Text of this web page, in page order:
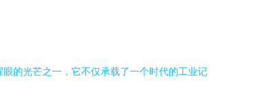
的光芒之一，它不仅承载了一个时代的工业记